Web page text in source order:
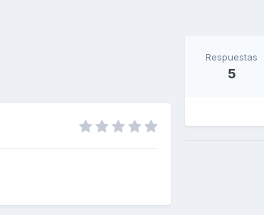
Respuestas
5